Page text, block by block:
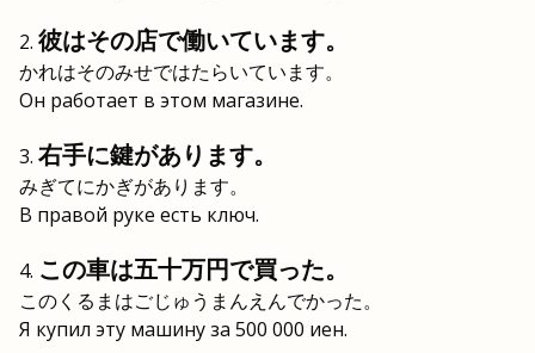
彼はその店で働いています。
かれはそのみせではたらいています。
Он работает в этом магазине.
右手に鍵があります。
みぎてにかぎがあります。
В правой руке есть ключ.
この車は五十万円で買った。
このくるまはごじゅうまんえんでかった。
Я купил эту машину за 500 000 иен.